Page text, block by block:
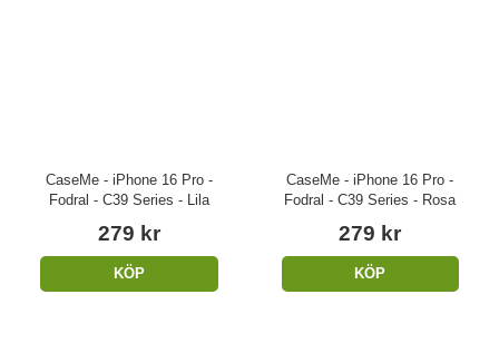
CaseMe - iPhone 16 Pro -
Fodral - C39 Series - Lila
279 kr
KÖP
CaseMe - iPhone 16 Pro -
Fodral - C39 Series - Rosa
279 kr
KÖP